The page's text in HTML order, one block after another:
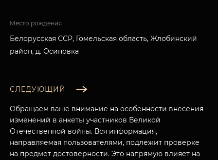
Место рождения
Белорусская ССР, Гомельская область, Жлобинский
район, д. Осиновка
СЛЕДУЮЩИЙ
Обращаем ваше внимание на особенности внесения
изменений в анкеты участников Великой
Отечественной войны. Вся информация,
направляемая пользователями, подлежит проверке
на предмет достоверности. Это напрямую влияет на